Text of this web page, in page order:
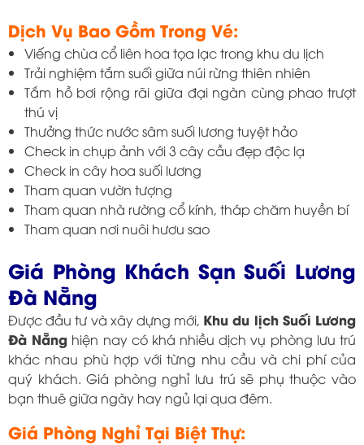
Dịch Vụ Bao Gồm Trong Vé:
Viếng chùa cổ liên hoa tọa lạc trong khu du lịch
Trải nghiệm tắm suối giữa núi rừng thiên nhiên
Tắm hồ bơi rộng rãi giữa đại ngàn cùng phao trượt
thú vị
Thưởng thức nước sâm suối lương tuyệt hảo
Check in chụp ảnh với 3 cây cầu đẹp độc lạ
Check in cây hoa suối lương
Tham quan vườn tượng
Tham quan nhà rường cổ kính, tháp chăm huyền bí
Tham quan nơi nuôi hươu sao
Giá Phòng Khách Sạn Suối Lương
Đà Nẵng
Được đầu tư và xây dựng mới, Khu du lịch Suối Lương
Đà Nẵng hiện nay có khá nhiều dịch vụ phòng lưu trú
khác nhau phù hợp với từng nhu cầu và chi phí của
quý khách. Giá phòng nghỉ lưu trú sẽ phụ thuộc vào
bạn thuê giữa ngày hay ngủ lại qua đêm.
Giá Phòng Nghỉ Tại Biệt Thự: